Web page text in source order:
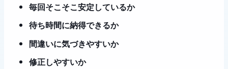
毎回そこそこ安定しているか
待ち時間に納得できるか
間違いに気づきやすいか
修正しやすいか